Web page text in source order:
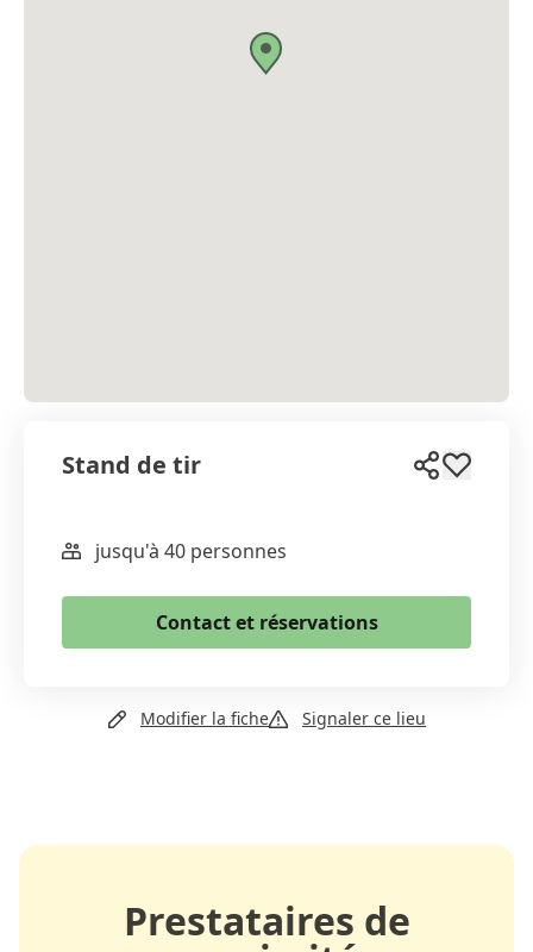
Stand de tir
WhatsApp
Email
Copier le lien
jusqu'à 40 personnes
Contact et réservations
Modifier la fiche
Signaler ce lieu
Prestataires de